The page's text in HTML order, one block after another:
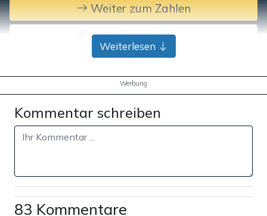
Weiter zum Zahlen
Bank-Überweisung
Weiterlesen
Werbung
Kommentar schreiben
83 Kommentare